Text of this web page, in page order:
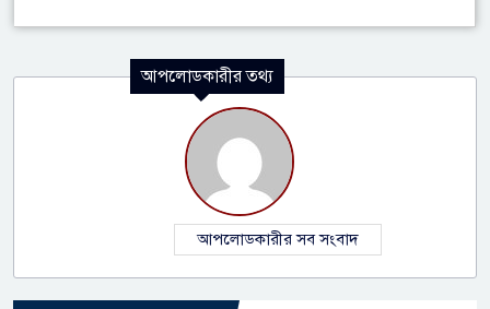
আপলোডকারীর তথ্য
আপলোডকারীর সব সংবাদ